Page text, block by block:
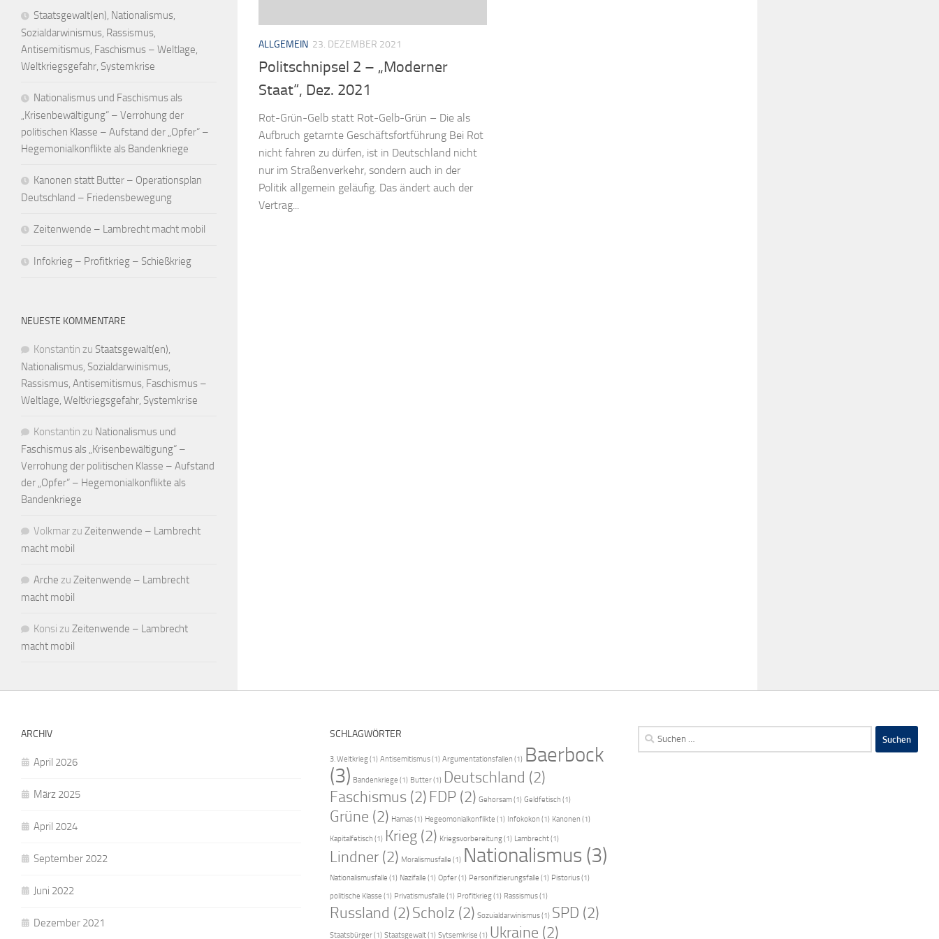
ALLGEMEIN 23. DEZEMBER 2021
Politschnipsel 2 – „Moderner
Staat“, Dez. 2021
Rot-Grün-Gelb statt Rot-Gelb-Grün – Die als
Aufbruch getarnte Geschäftsfortführung Bei Rot
nicht fahren zu dürfen, ist in Deutschland nicht
nur im Straßenverkehr, sondern auch in der
Politik allgemein geläufig. Das ändert auch der
Vertrag...
Staatsgewalt(en), Nationalismus,
Sozialdarwinismus, Rassismus,
Antisemitismus, Faschismus – Weltlage,
Weltkriegsgefahr, Systemkrise
Nationalismus und Faschismus als
„Krisenbewältigung“ – Verrohung der
politischen Klasse – Aufstand der „Opfer“ –
Hegemonialkonflikte als Bandenkriege
Kanonen statt Butter – Operationsplan
Deutschland – Friedensbewegung
Zeitenwende – Lambrecht macht mobil
Infokrieg – Profitkrieg – Schießkrieg
NEUESTE KOMMENTARE
Konstantin zu Staatsgewalt(en),
Nationalismus, Sozialdarwinismus,
Rassismus, Antisemitismus, Faschismus –
Weltlage, Weltkriegsgefahr, Systemkrise
Konstantin zu Nationalismus und
Faschismus als „Krisenbewältigung“ –
Verrohung der politischen Klasse – Aufstand
der „Opfer“ – Hegemonialkonflikte als
Bandenkriege
Volkmarzu Zeitenwende – Lambrecht
macht mobil
Arche zu Zeitenwende – Lambrecht
macht mobil
Konsi zu Zeitenwende – Lambrecht
macht mobil
ARCHIV
April 2026
März 2025
April 2024
September 2022
Juni 2022
Dezember 2021
SCHLAGWÖRTER
3. Weltkrieg(1) Antisemitismus(1) Argumentationsfallen (1) Baerbock
(3) Bandenkriege (1) Butter(1) Deutschland (2)
Faschismus (2) FDP(2) Gehorsam(1) Geldfetisch (1)
Grüne (2) Hamas(1) Hegeomonialkonflikte (1) Infokokon (1) Kanonen (1)
Kapitalfetisch (1) Krieg(2) Kriegsvorbereitung(1) Lambrecht(1)
Lindner(2) Moralismusfalle (1) Nationalismus (3)
Nationalismusfalle (1) Nazifalle (1) Opfer(1) Personifizierungsfalle (1) Pistorius(1)
politische Klasse (1) Privatismusfalle (1) Profitkrieg(1) Rassismus(1)
Russland (2)Scholz (2) Sozuialdarwinismus(1) SPD (2)
Staatsbürger(1) Staatsgewalt(1) Sytsemkrise (1) Ukraine (2)
Suchen
nach: